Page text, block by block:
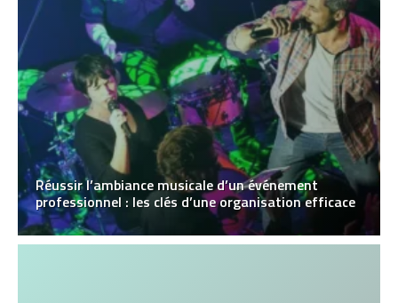
Réussir l’ambiance musicale d’un événement
professionnel : les clés d’une organisation efficace